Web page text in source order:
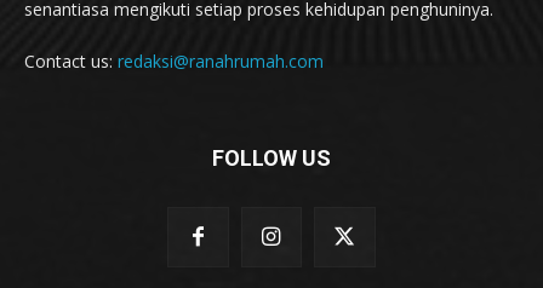
senantiasa mengikuti setiap proses kehidupan penghuninya.
Contact us: redaksi@ranahrumah.com
FOLLOW US